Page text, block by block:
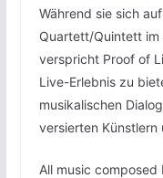
Während sie sich
Quartett/Quintett
verspricht Proof of
Live-Erlebnis zu
musikalischen
versierten Künstlern
All music composed